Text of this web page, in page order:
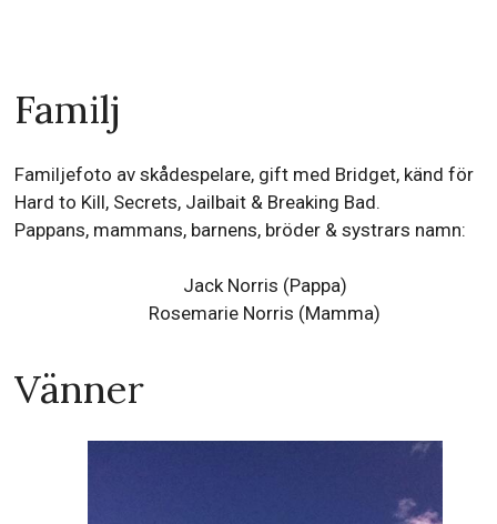
Familj
Familjefoto av skådespelare, gift med Bridget, känd för
Hard to Kill, Secrets, Jailbait & Breaking Bad.
Pappans, mammans, barnens, bröder & systrars namn:
Jack Norris (Pappa)
Rosemarie Norris (Mamma)
Vänner